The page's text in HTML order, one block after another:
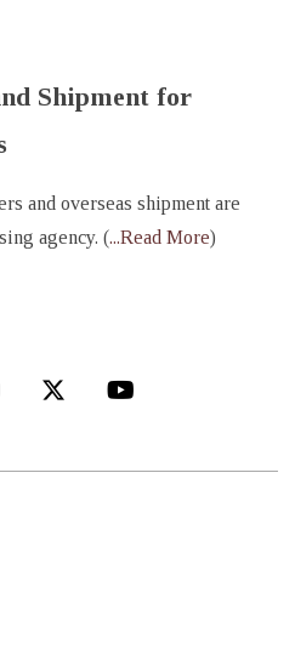
Shipment for
and overseas shipment are
agency. (...Read More)